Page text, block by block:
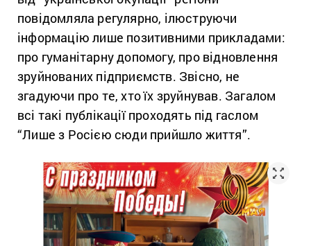
повідомляла регулярно, ілюструючи
інформацію лише позитивними прикладами:
про гуманітарну допомогу, про відновлення
зруйнованих підприємств. Звісно, не
згадуючи про те, хто їх зруйнував. Загалом
всі такі публікації проходять під гаслом
“Лише з Росією сюди прийшло життя”.